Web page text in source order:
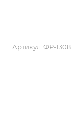
Артикул: ФР-1308